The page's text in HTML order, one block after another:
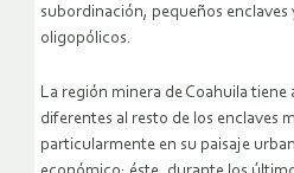
subordinación, pequeños enclaves
oligopólicos.
La región minera de Coahuila tiene
diferentes al resto de los enclaves
particularmente en su paisaje